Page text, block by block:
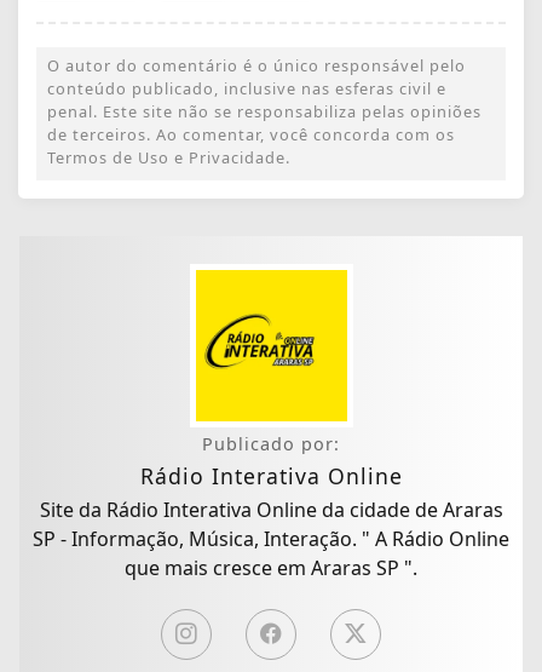
O autor do comentário é o único responsável pelo
conteúdo publicado, inclusive nas esferas civil e
penal. Este site não se responsabiliza pelas opiniões
de terceiros. Ao comentar, você concorda com os
Termos de Uso e Privacidade.
Publicado por:
Rádio Interativa Online
Site da Rádio Interativa Online da cidade de Araras
SP - Informação, Música, Interação. " A Rádio Online
que mais cresce em Araras SP ".